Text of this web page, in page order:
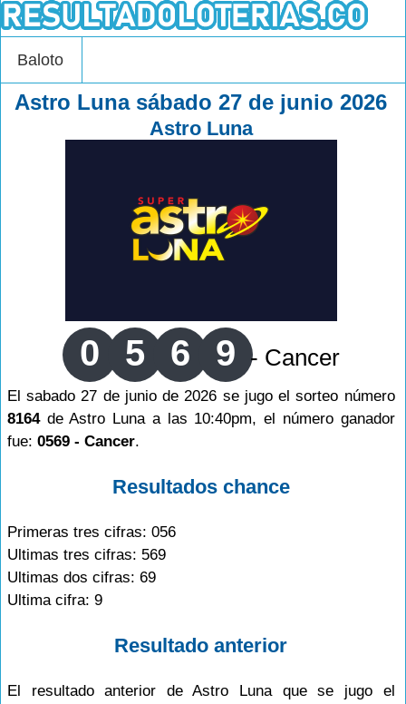
Baloto
Astro Luna sábado 27 de junio 2026
Astro Luna
0 5 6 9 - Cancer
El sabado 27 de junio de 2026 se jugo el sorteo número
8164de Astro Luna a las 10:40pm, el número ganador
fue: 0569 - Cancer.
Resultados chance
Primeras tres cifras: 056
Ultimas tres cifras: 569
Ultimas dos cifras: 69
Ultima cifra: 9
Resultado anterior
El resultado anterior de Astro Luna que se jugo el